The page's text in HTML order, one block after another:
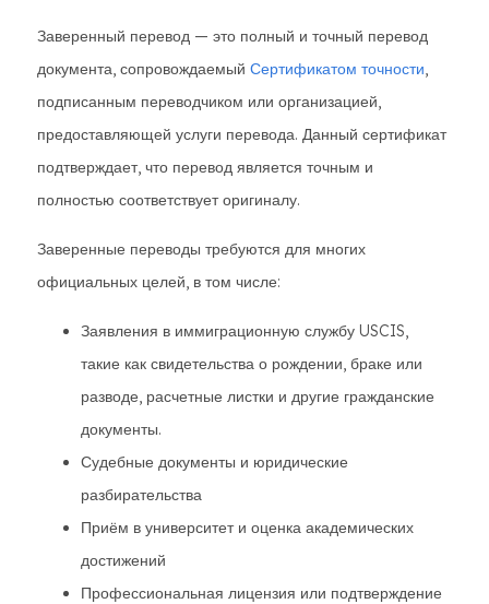
Заверенный перевод — это полный и точный перевод
документа, сопровождаемый Сертификатом точности,
подписанным переводчиком или организацией,
предоставляющей услуги перевода. Данный сертификат
подтверждает, что перевод является точным и
полностью соответствует оригиналу.
Заверенные переводы требуются для многих
официальных целей, в том числе:
Заявления в иммиграционную службу USCIS,
такие как свидетельства о рождении, браке или
разводе, расчетные листки и другие гражданские
документы.
Судебные документы и юридические
разбирательства
Приём в университет и оценка академических
достижений
Профессиональная лицензия или подтверждение